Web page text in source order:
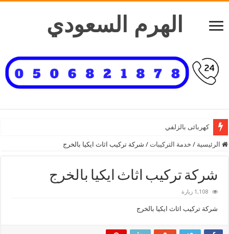
الهرم السعودي
كهربائى بالزلفي
الرئيسية / خدمة التركيبات / شركة تركيب اثاث ايكيا بالخرج
شركة تركيب اثاث ايكيا بالخرج
1,108 زيارة
شركة تركيب اثاث ايكيا بالخرج